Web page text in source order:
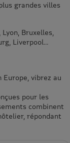
grandes villes
Bruxelles,
Liverpool...
vibrez au
pour les
combinent
répondant